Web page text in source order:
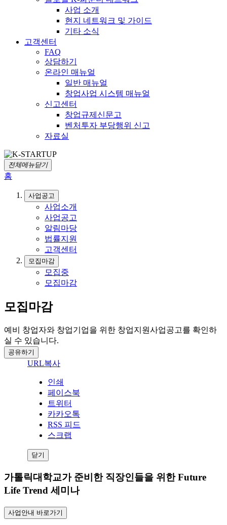
사업 소개
현지 네트워크 및 가이드
기타 소식
고객센터
FAQ
상담하기
온라인 매뉴얼
일반 매뉴얼
창업사업 시스템 매뉴얼
신고센터
창업규제신문고
벤처투자 부당행위 신고
자료실
전체메뉴닫기
홈
사업공고
사업소개
사업공고
알림마당
법률지원
고객센터
모집마감
모집중
모집마감
모집마감
예비 창업자와 창업기업을 위한 창업지원사업공고를 확인하
실 수 있습니다.
공유하기
URL복사
인쇄
페이스북
트위터
카카오톡
RSS 피드
스크랩
닫기
가톨릭대학교가 준비한 직장인들을 위한 Future
Life Trend 세미나
사업안내 바로가기